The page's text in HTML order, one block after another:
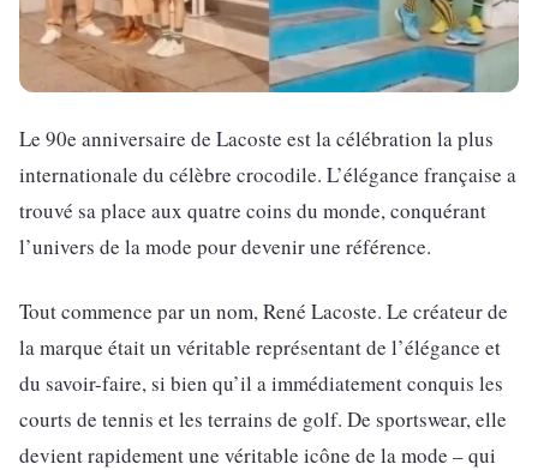
Le 90e anniversaire de Lacoste est la célébration la plus
internationale du célèbre crocodile. L’élégance française a
trouvé sa place aux quatre coins du monde, conquérant
l’univers de la mode pour devenir une référence.
Tout commence par un nom, René Lacoste. Le créateur de
la marque était un véritable représentant de l’élégance et
du savoir-faire, si bien qu’il a immédiatement conquis les
courts de tennis et les terrains de golf. De sportswear, elle
devient rapidement une véritable icône de la mode – qui